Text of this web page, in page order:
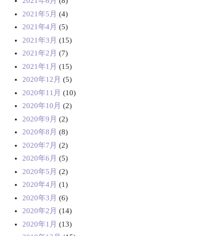
2021年5月 (4)
2021年4月 (5)
2021年3月 (15)
2021年2月 (7)
2021年1月 (15)
2020年12月 (5)
2020年11月 (10)
2020年10月 (2)
2020年9月 (2)
2020年8月 (8)
2020年7月 (2)
2020年6月 (5)
2020年5月 (2)
2020年4月 (1)
2020年3月 (6)
2020年2月 (14)
2020年1月 (13)